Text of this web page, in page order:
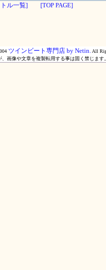
ル一覧] [TOP PAGE]
ツインビート専門店 by Netin. All
、画像や文章を複製転用する事は固く禁じます。